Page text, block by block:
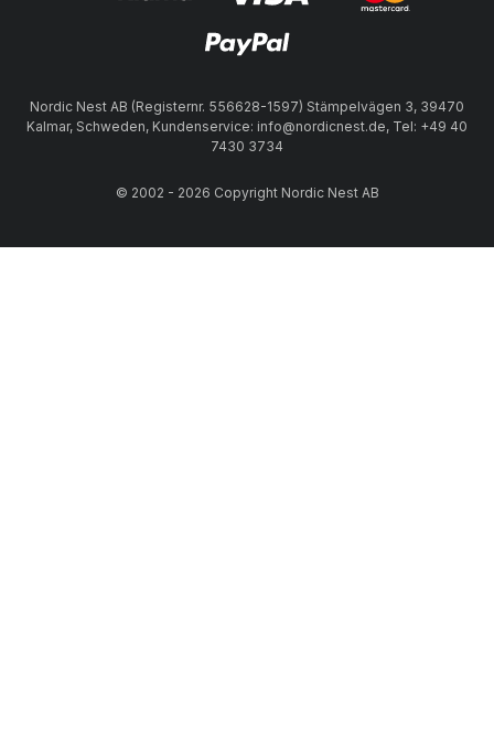
Nordic Nest AB (Registernr. 556628-1597) Stämpelvägen 3, 39470
Kalmar, Schweden, Kundenservice: info@nordicnest.de, Tel: +49 40
7430 3734
© 2002 - 2026 Copyright Nordic Nest AB